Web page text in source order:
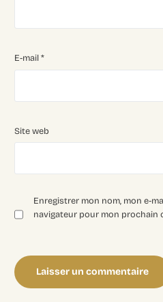
E-mail*
Site web
Enregistrer mon nom, mon e-
navigateur pour mon prochain